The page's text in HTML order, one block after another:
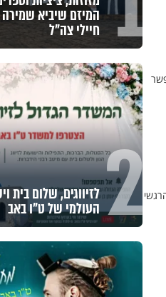
המיזם שיביא שמירה
חיילי צה"ל
2 לזיווגים, שלום בית
העולמי של ט"ו באב